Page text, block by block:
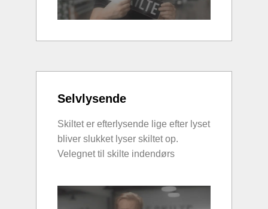
Selvlysende
Skiltet er efterlysende lige efter lyset
bliver slukket lyser skiltet op.
Velegnet til skilte indendørs